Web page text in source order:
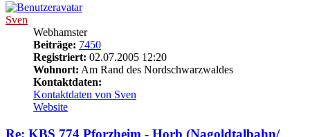
Sven
Webhamster
Beiträge: 7450
Registriert: 02.07.2005 12:20
Wohnort: Am Rand des Nordschwarzwaldes
Kontaktdaten:
Kontaktdaten von Sven
Website
Re: KBS 774 Pforzheim - Horb (Nagoldtalbahn/